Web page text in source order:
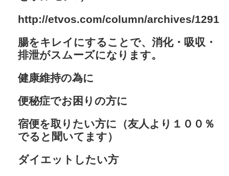
http://etvos.com/column/archives/1291
腸をキレイにすることで、消化・吸収・
排泄がスムーズになります。
健康維持の為に
便秘症でお困りの方に
宿便を取りたい方に（友人より１００％
でると聞いてます）
ダイエットしたい方